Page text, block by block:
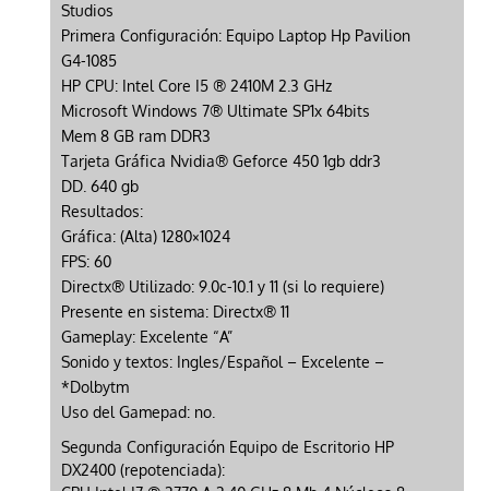
Studios
Primera Configuración: Equipo Laptop Hp Pavilion
G4-1085
HP CPU: Intel Core I5 ® 2410M 2.3 GHz
Microsoft Windows 7® Ultimate SP1x 64bits
Mem 8 GB ram DDR3
Tarjeta Gráfica Nvidia® Geforce 450 1gb ddr3
DD. 640 gb
Resultados:
Gráfica: (Alta) 1280×1024
FPS: 60
Directx® Utilizado: 9.0c-10.1 y 11 (si lo requiere)
Presente en sistema: Directx® 11
Gameplay: Excelente “A”
Sonido y textos: Ingles/Español – Excelente –
*Dolbytm
Uso del Gamepad: no.
Segunda Configuración Equipo de Escritorio HP
DX2400 (repotenciada):